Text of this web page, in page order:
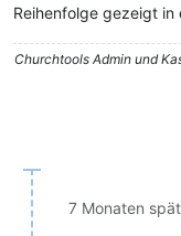
Reihenfolge gezeigt
Churchtools Admin und
7 Monaten